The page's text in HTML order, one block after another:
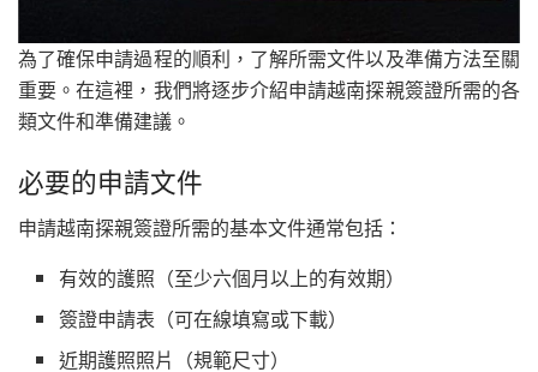
為了確保申請過程的順利，了解所需文件以及準備方法至關
重要。在這裡，我們將逐步介紹申請越南探親簽證所需的各
類文件和準備建議。
必要的申請文件
申請越南探親簽證所需的基本文件通常包括：
有效的護照（至少六個月以上的有效期）
簽證申請表（可在線填寫或下載）
近期護照照片（規範尺寸）